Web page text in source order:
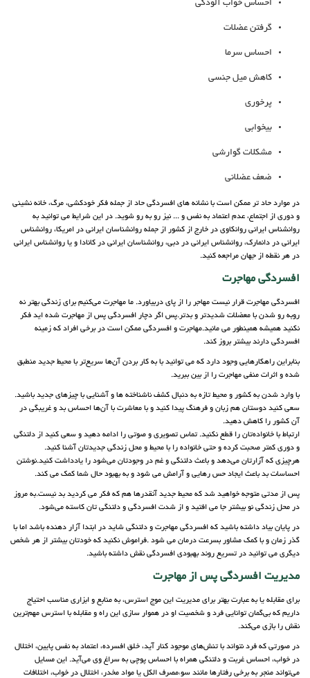
احساس خواب آلودگی
گرفتن عضلات
احساس سرما
کاهش میل جنسی
پرخوری
بیخوابی
مشکلات گوارشی
ضعف عضلانی
در موارد حاد تر ممکن است با نشانه های افسردگی حاد از جمله فکر خودکشی، مرگ، خانه نشینی
و دوری از اجتماع، عدم اعتماد به نفس و ... نیز رو به رو شوید. در این شرایط می توانید به
روانشناس ایرانی روانکاوی در خارج از کشور از جمله روانشناسان ایرانی در امریکا، روانشناس
ایرانی در دانمارک، روانشناس ایرانی در دبی، روانشناسان ایرانی در کانادا و یا روانشناس ایرانی
در هر نقطه از جهان مراجعه کنید.
افسردگی مهاجرت
افسردگی مهاجرت قرار نیست مهاجر را از پای دربیاورد. ما مهاجرت می‌کنیم برای زندگی بهتر نه
روبه رو شدن با معضلات شدیدتر و بدتر.پس اگر دچار افسردگی پس از مهاجرت شده اید فکر
نکنید همیشه همینطور می مانید.مهاجرت و افسردگی ممکن است در برخی افراد که زمینه
افسردگی دارند بیشتر بروز کند.
بنابراین راهکارهایی وجود دارد که می توانید با به کار بردن آن‌ها سریع‌تر با محیط جدید منطبق
شده و اثرات منفی مهاجرت را از بین ببرید.
با وارد شدن به کشور و محیط تازه به دنبال کشف ناشناخته ها و آشنایی با چیزهای جدید باشید.
سعی کنید دوستان هم زبان و فرهنگ پیدا کنید و با معاشرت با آن‌ها احساس بد و غریبگی در
آن کشور را کاهش دهید.
ارتباط با خانواده‌تان را قطع نکنید. تماس تصویری و صوتی را ادامه دهید و سعی کنید از دلتنگی
و دوری کمتر صحبت کرده و حتی خانواده را با محیط و محل زندگی جدیدتان آشنا کنید.
هرچیزی که آزارتان می‌دهد و باعث دلتنگی و غم در وجودتان می‌شود را یادداشت کنید.نوشتن
احساسات بد باعث ایجاد حس رهایی و آرامش می شود و به بهبود حال شما کمک می کند.
پس از مدتی متوجه خواهید شد که محیط جدید آنقدرها هم که فکر می کردید بد نیست.به مروز
در محل زندگی نو بیشتر جا می افتید و از شدت افسردگی و دلتنگی تان کاسته می‌شود.
در پایان بیاد داشته باشید که افسردگی مهاجرت و دلتنگی شاید در ابتدا آزار دهنده باشد اما با
گذر زمان و با کمک مشاور بسرعت درمان می شود .فراموش نکنید که خودتان بیشتر از هر شخص
دیگری می توانید در تسریع روند بهبودی افسردگی نقش داشته باشید.
مدیریت افسردگی پس از مهاجرت
برای مقابله یا به عبارت بهتر برای مدیریت این موج استرس، به منابع و ابزاری مناسب احتیاج
داریم که بی‌گمان توانایی فرد و شخصیت او در هموار سازی این راه و مقابله با استرس مهم‌ترین
نقش را بازی می‌کند.
در صورتی که فرد نتواند با تنش‌های موجود کنار آید، خلق افسرده، اعتماد به نفس پایین، اختلال
در خواب، احساس غربت و دلتنگی همراه با احساس پوچی به سراغ وی می‌آید. این مسایل
می‌تواند منجر به برخی رفتارها مانند سوء‌مصرف الکل یا مواد مخدر، اختلال در خواب، اختلافات